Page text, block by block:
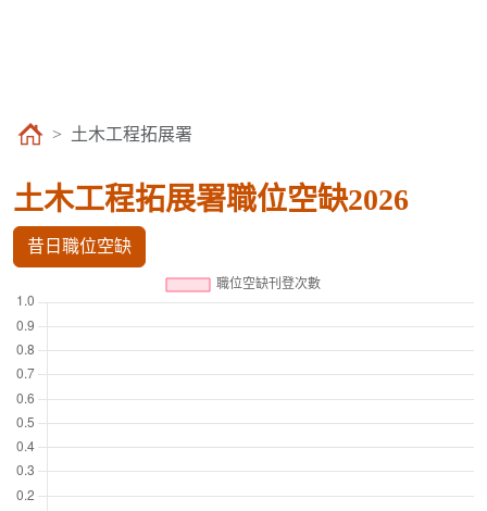
土木工程拓展署
土木工程拓展署職位空缺2026
昔日職位空缺